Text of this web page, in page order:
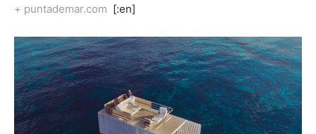
+ puntademar.com [:en]